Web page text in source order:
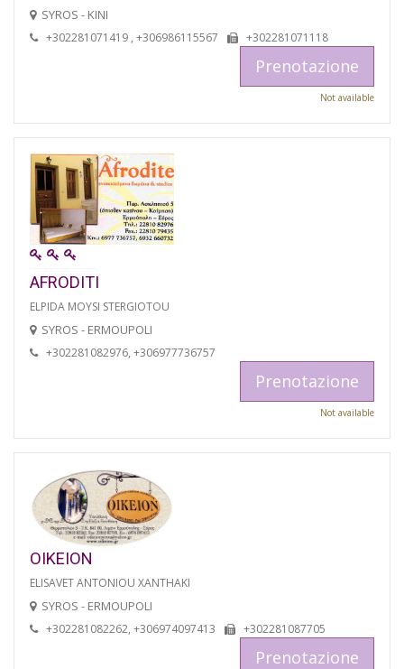
SYROS - KINI
+302281071419 , +306986115567 +302281071118
Prenotazione
Not available
AFRODITI
ELPIDA MOYSI STERGIOTOU
SYROS - ERMOUPOLI
+302281082976, +306977736757
Prenotazione
Not available
OIKEION
ELISAVET ANTONIOU XANTHAKI
SYROS - ERMOUPOLI
+302281082262, +306974097413 +302281087705
Prenotazione